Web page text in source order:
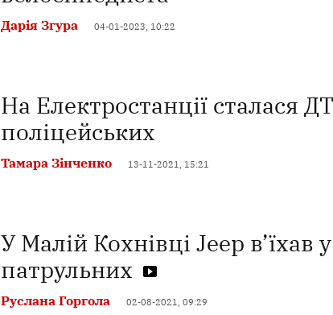
Дарія Згура 04-01-2023, 10:22
На Електростанції сталася
поліцейських
Тамара Зінченко 13-11-2021, 15:21
У Малій Кохнівці Jeep
патрульних
Руслана Горгола 02-08-2021, 09:29